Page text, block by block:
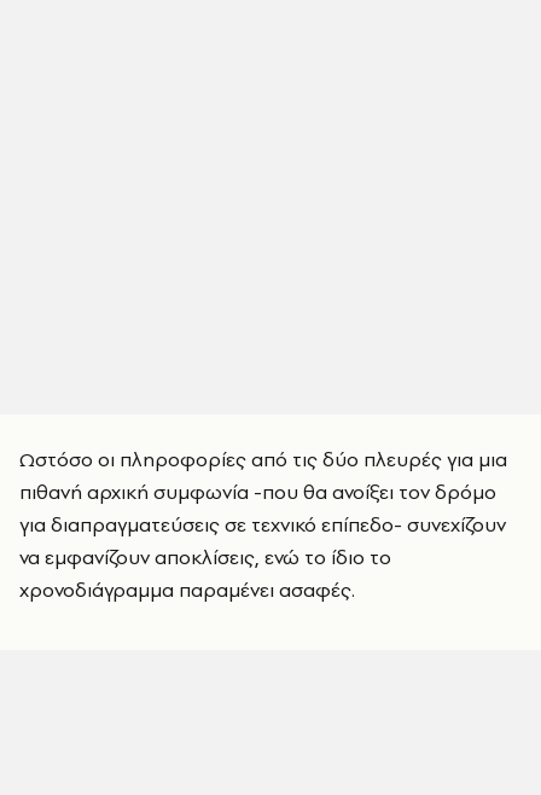
Ωστόσο οι πληροφορίες από τις δύο πλευρές για μια
πιθανή αρχική συμφωνία -που θα ανοίξει τον δρόμο
για διαπραγματεύσεις σε τεχνικό επίπεδο- συνεχίζουν
να εμφανίζουν αποκλίσεις, ενώ το ίδιο το
χρονοδιάγραμμα παραμένει ασαφές.